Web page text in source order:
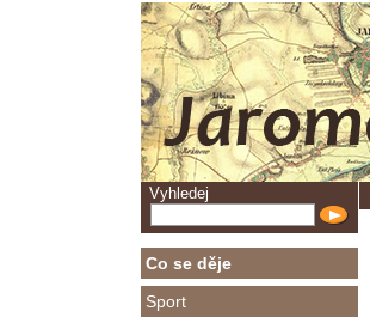
Vyhledej
Co se děje
Sport